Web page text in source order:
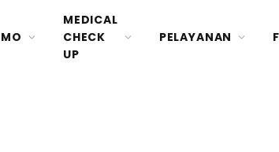
MEDICAL
CHECK
UP
PELAYANAN